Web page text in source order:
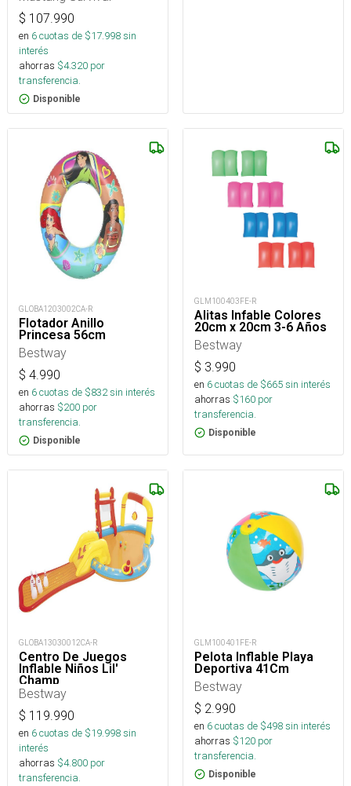
$ 107.990
en 6cuotas de $17.998sin
interés
ahorras $4.320 por
transferencia.
Disponible
GLOBA1203002CA-R
Flotador Anillo
Princesa 56cm
Bestway
$ 4.990
en 6cuotas de $832sin interés
ahorras $200 por
transferencia.
Disponible
GLM100403FE-R
Alitas Infable Colores
20cm x 20cm 3-6 Años
Bestway
$ 3.990
en 6cuotas de $665sin interés
ahorras $160 por
transferencia.
Disponible
GLOBA13030012CA-R
Centro De Juegos
Inflable Niños Lil'
Champ
Bestway
$ 119.990
en 6cuotas de $19.998sin
interés
ahorras $4.800 por
transferencia.
GLM100401FE-R
Pelota Inflable Playa
Deportiva 41Cm
Bestway
$ 2.990
en 6cuotas de $498sin interés
ahorras $120 por
transferencia.
Disponible